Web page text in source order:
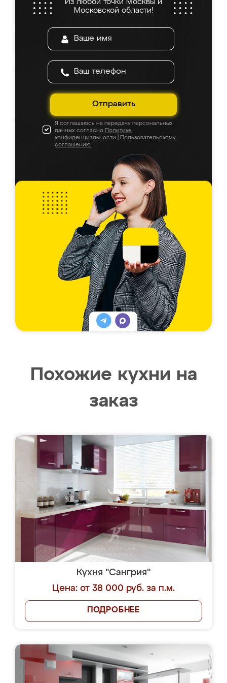
Из любой точки Москвы и
Московской области!
Отправить
Я соглашаюсь на передачу персональных
данных согласно Политике
конфиденциальности
Пользовательскому
соглашению
Похожие кухни на
заказ
Кухня "Сангрия"
Цена: от 38 000 руб. за п.м.
ПОДРОБНЕЕ